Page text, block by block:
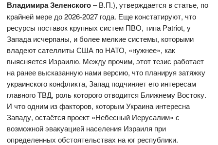
Владимира Зеленского– В.П.), утверждается в статье, по
крайней мере до 2026-2027 года. Еще констатируют, что
ресурсы поставок крупных систем ПВО, типа Patriot, у
Запада исчерпаны, и более мелкие системы, которыми
владеют сателлиты США по НАТО, «нужнее», как
выясняется Израилю. Между прочим, этот тезис работает
на ранее высказанную нами версию, что планируя затяжку
украинского конфликта, Запад подчиняет его интересам
главного ТВД, роль которого отводится Ближнему Востоку.
И что одним из факторов, которым Украина интересна
Западу, остаётся проект «Небесный Иерусалим» с
возможной эвакуацией населения Израиля при
определенных обстоятельствах на юг республики.